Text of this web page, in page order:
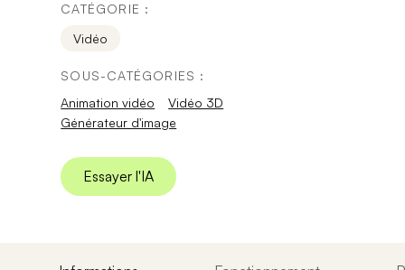
CATÉGORIE :
Vidéo
SOUS-CATÉGORIES :
Animation vidéo
Vidéo 3D
Générateur d'image
Essayer l'IA